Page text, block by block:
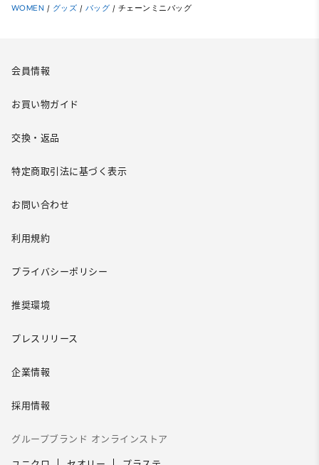
WOMEN / グッズ / バッグ / チェーンミニバッグ
会員情報
お買い物ガイド
交換・返品
特定商取引法に基づく表示
お問い合わせ
利用規約
プライバシーポリシー
推奨環境
プレスリリース
企業情報
採用情報
グループブランド オンラインストア